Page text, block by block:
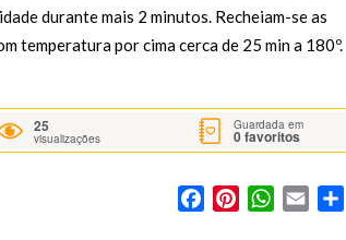
durante mais 2 minutos. Recheiam-se as
temperatura por cima cerca de 25 min a 180º.
25
visualizações
Guardada em
0favoritos
FacebookPinterestWhatsApp
Email